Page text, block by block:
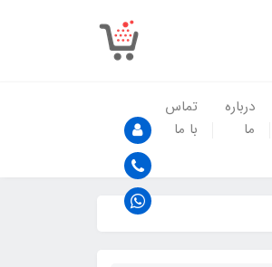
درباره
ما
تماس
با ما